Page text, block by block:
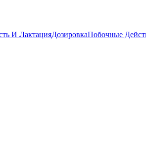
И ЛактацияДозировкаПобочные